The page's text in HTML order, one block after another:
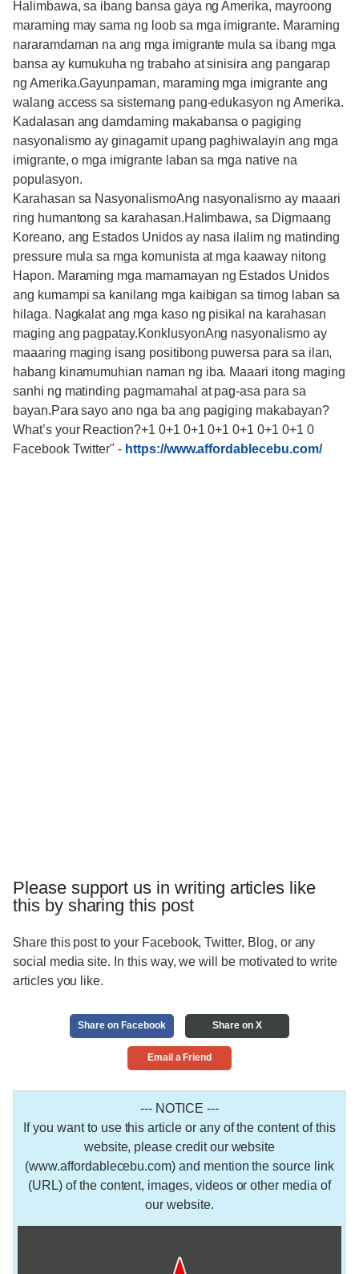
Halimbawa, sa ibang bansa gaya ng Amerika, mayroong
maraming may sama ng loob sa mga imigrante. Maraming
nararamdaman na ang mga imigrante mula sa ibang mga
bansa ay kumukuha ng trabaho at sinisira ang pangarap
ng Amerika.Gayunpaman, maraming mga imigrante ang
walang access sa sistemang pang-edukasyon ng Amerika.
Kadalasan ang damdaming makabansa o pagiging
nasyonalismo ay ginagamit upang paghiwalayin ang mga
imigrante, o mga imigrante laban sa mga native na
populasyon.
Karahasan sa NasyonalismoAng nasyonalismo ay maaari
ring humantong sa karahasan.Halimbawa, sa Digmaang
Koreano, ang Estados Unidos ay nasa ilalim ng matinding
pressure mula sa mga komunista at mga kaaway nitong
Hapon. Maraming mga mamamayan ng Estados Unidos
ang kumampi sa kanilang mga kaibigan sa timog laban sa
hilaga. Nagkalat ang mga kaso ng pisikal na karahasan
maging ang pagpatay.KonklusyonAng nasyonalismo ay
maaaring maging isang positibong puwersa para sa ilan,
habang kinamumuhian naman ng iba. Maaari itong maging
sanhi ng matinding pagmamahal at pag-asa para sa
bayan.Para sayo ano nga ba ang pagiging makabayan?
What’s your Reaction?+1 0+1 0+1 0+1 0+1 0+1 0+1 0
Facebook Twitter"- https://www.affordablecebu.com/
Please support us in writing articles like
this by sharing this post
Share this post to your Facebook, Twitter, Blog, or any
social media site. In this way, we will be motivated to write
articles you like.
Share on Facebook Share on X
Email a Friend
--- NOTICE ---
If you want to use this article or any of the content of this
website, please credit our website
(www.affordablecebu.com) and mention the source link
(URL) of the content, images, videos or other media of
our website.